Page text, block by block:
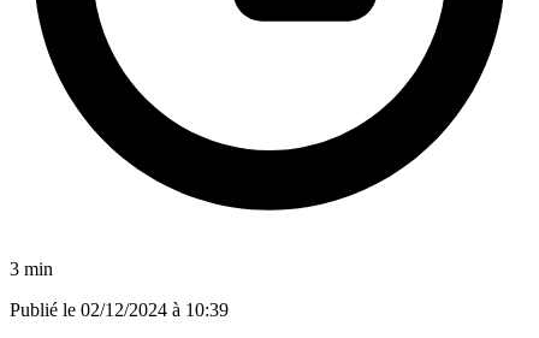
3 min
Publié le 02/12/2024 à 10:39